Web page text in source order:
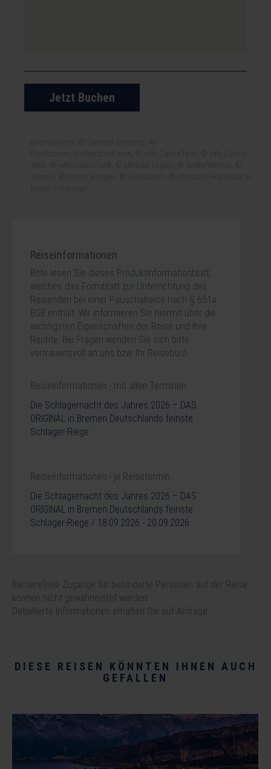
Jetzt Buchen
Reiseinformationen
Bitte lesen Sie dieses Produktinformationblatt,
welches das Formblatt zur Unterrichtung des
Reisenden bei einer Pauschalreise nach § 651a
BGB enthält. Wir informieren Sie hiermit über die
wichtigsten Eigenschaften der Reise und Ihre
Rechte. Bei Fragen wenden Sie sich bitte
vertrauensvoll an uns bzw. Ihr Reisebüro.
Reiseinformationen - mit allen Terminen
Die Schlagernacht des Jahres 2026 – DAS
ORIGINAL in Bremen Deutschlands feinste
Schlager-Riege
Reiseinformationen - je Reisetermin
Die Schlagernacht des Jahres 2026 – DAS
ORIGINAL in Bremen Deutschlands feinste
Schlager-Riege / 18.09.2026 - 20.09.2026
Barrierefreie Zugänge für behinderte Personen auf der Reise
können nicht gewährleistet werden.
Detaillierte Informationen erhalten Sie auf Anfrage.
DIESE REISEN KÖNNTEN IHNEN AUCH
GEFALLEN